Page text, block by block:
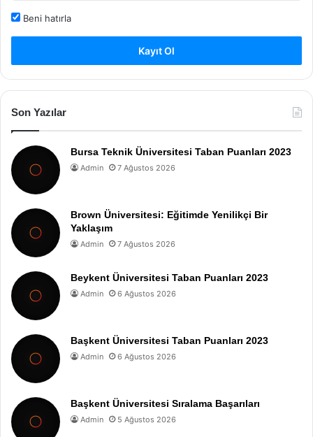
Beni hatırla
Kayıt Ol
Son Yazılar
Bursa Teknik Üniversitesi Taban Puanları 2023
Admin 7 Ağustos 2026
Brown Üniversitesi: Eğitimde Yenilikçi Bir
Yaklaşım
Admin 7 Ağustos 2026
Beykent Üniversitesi Taban Puanları 2023
Admin 6 Ağustos 2026
Başkent Üniversitesi Taban Puanları 2023
Admin 6 Ağustos 2026
Başkent Üniversitesi Sıralama Başarıları
Admin 5 Ağustos 2026